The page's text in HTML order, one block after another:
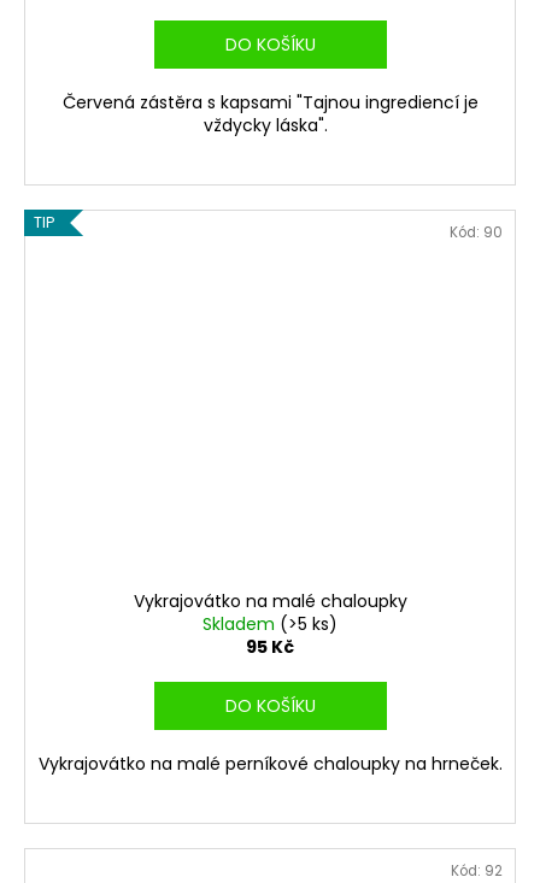
DO KOŠÍKU
Červená zástěra s kapsami "Tajnou ingrediencí je
vždycky láska".
TIP
Vykrajovátko na malé chaloupky
Skladem (>5 ks)
95 Kč
DO KOŠÍKU
Vykrajovátko na malé perníkové chaloupky na hrneček.
Kód: 90
Kód: 92